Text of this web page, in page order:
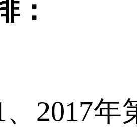
：
年